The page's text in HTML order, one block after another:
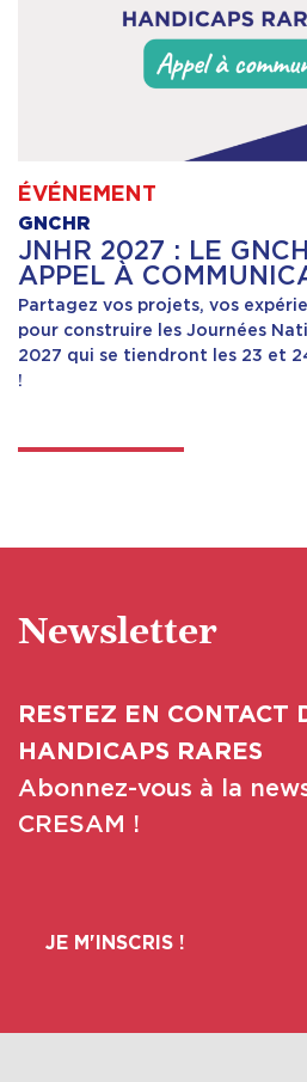
ÉVÉNEMENT
GNCHR
JNHR 2027 : LE
APPEL À
Partagez vos projets, vos
pour construire les Journées
2027 qui se tiendront les 23 et
!
Newsletter
RESTEZ EN CONTACT
HANDICAPS RARES
Abonnez-vous à la
CRESAM !
JE M'INSCRIS !